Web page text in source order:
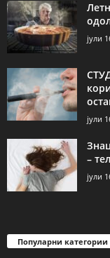
јули
јули
–
јули
Популарни категории